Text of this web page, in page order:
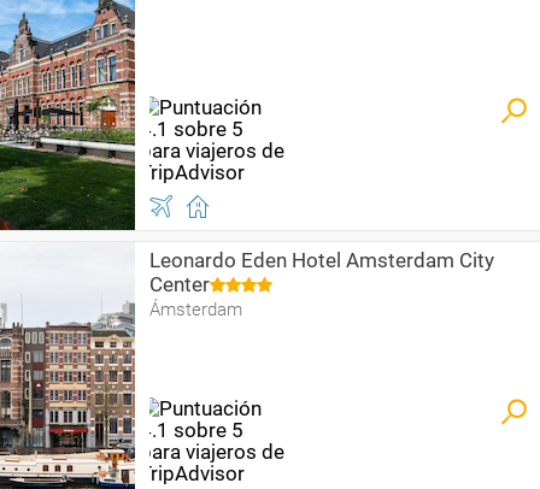
Leonardo Eden Hotel Amsterdam City
Center
Ámsterdam